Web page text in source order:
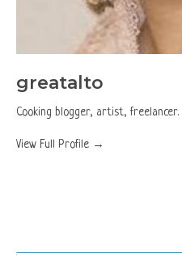
greatalto
Cooking blogger, artist, freelancer.
View Full Profile →